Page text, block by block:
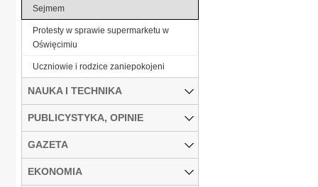
Sejmem
Protesty w sprawie supermarketu w
Oświęcimiu
Uczniowie i rodzice zaniepokojeni
NAUKA I TECHNIKA
PUBLICYSTYKA, OPINIE
GAZETA
EKONOMIA